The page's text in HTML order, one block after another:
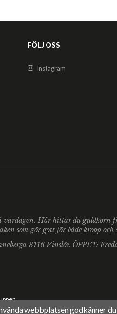
FÖLJ OSS
Instagram
Här hittar du guldkorn
som gör gott för både kropp och
3116 Vinslöv ÖPPET:
webbplatsen godkänner du